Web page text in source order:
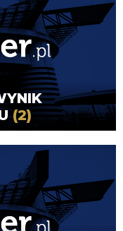
(2)